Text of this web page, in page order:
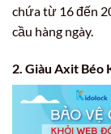
chứa từ 16 đến
cầu hàng ngày.
2. Giàu Axit Béo